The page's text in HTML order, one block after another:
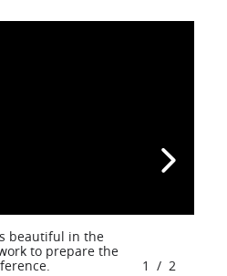
beautiful in the
to prepare the
1 / 2